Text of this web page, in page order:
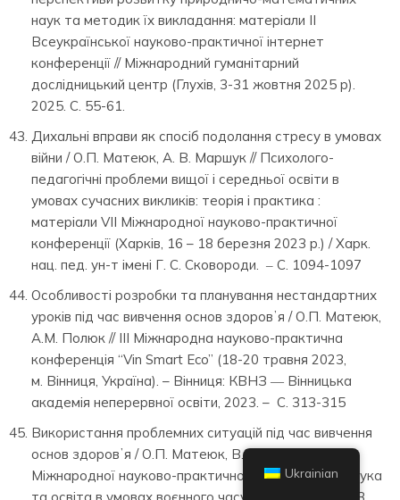
наук та методик їх викладання: матеріали ІІ
Всеукраїнської науково-практичної інтернет
конференції // Міжнародний гуманітарний
дослідницький центр (Глухів, 3-31 жовтня 2025 р).
2025. С. 55-61.
Дихальні вправи як спосіб подолання стресу в умовах
війни / О.П. Матеюк, А. В. Маршук // Психолого-
педагогічні проблеми вищої і середньої освіти в
умовах сучасних викликів: теорія і практика :
матеріали VІІ Міжнародної науково-практичної
конференції (Харків, 16 – 18 березня 2023 р.) / Харк.
нац. пед. ун-т імені Г. С. Сковороди. ‒ С. 1094-1097
Особливості розробки та планування нестандартних
уроків під час вивчення основ здоровʼя / О.П. Матеюк,
А.М. Полюк // ІІІ Міжнародна науково-практична
конференція “Vin Smart Eco” (18-20 травня 2023,
м. Вінниця, Україна). – Вінниця: КВНЗ ― Вінницька
академія неперервної освіти, 2023. – С. 313-315
Використання проблемних ситуацій під час вивчення
основ здоровʼя / О.П. Матеюк, В.В. Тирчик //
Міжнародної науково-практичної конференції «Наука
Ukrainian